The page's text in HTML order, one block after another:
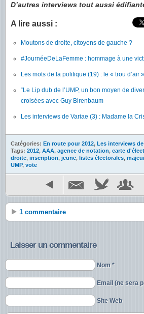
D’autres interviews tout aussi
A lire aussi :
Moutons de droite, citoyens de gauche ?
#JournéeDeLaFemme : hommage à une
Les mots de la politique (19) : le « trou d’air
“Le Lip dub de l’UMP, un bon moyen de
croisées avec Guy Birenbaum
Les interviews de Variae (3) : Madame la
Catégories: En route pour 2012, Les interviews de
Tags: 2012, AAA, agence de notation, carte
droite, inscription, jeune, listes électorales, majeur
UMP, vote
1 commentaire
Laisser un commentaire
Nom *
Email (ne sera
Site Web